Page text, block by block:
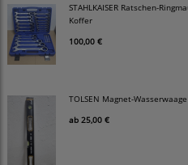
STAHLKAISER Ratschen-
Koffer
100,00 €
TOLSEN Magnet-
ab 25,00 €